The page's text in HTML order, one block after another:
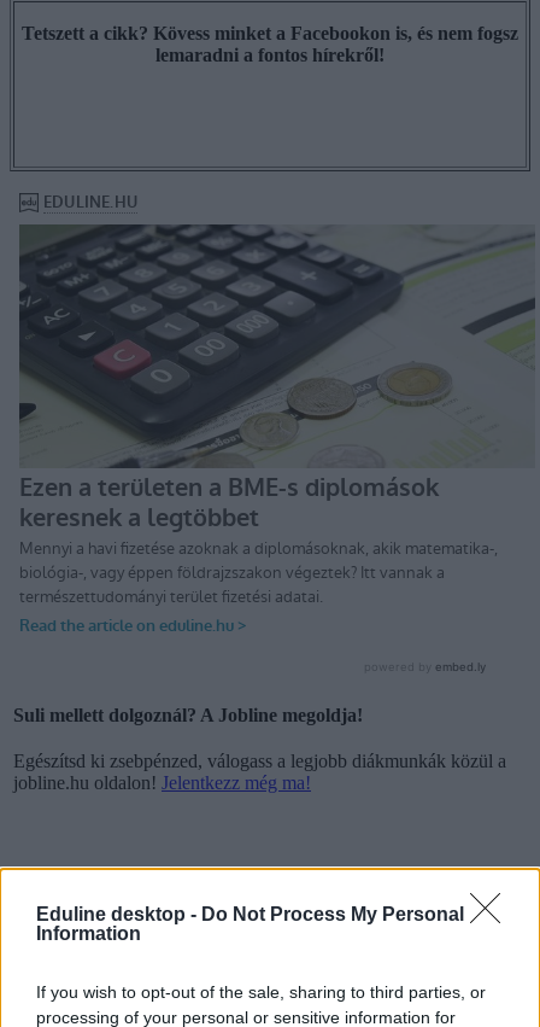
Eduline desktop - Do Not Process My Personal
Information
If you wish to opt-out of the sale, sharing to third parties, or
processing of your personal or sensitive information for
Tetszett a cikk? Kövess minket a Facebookon is, és nem fogsz
lemaradni a fontos hírekről!
Suli mellett dolgoznál? A Jobline megoldja!
Egészítsd ki zsebpénzed, válogass a legjobb diákmunkák közül a
jobline.hu oldalon! Jelentkezz még ma!